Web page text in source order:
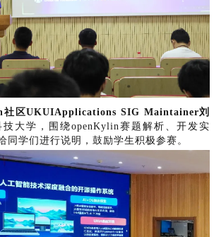
社区UKUIApplications SIG Maintainer刘
技大学，围绕openKylin赛题解析、开发实
同学们进行说明，鼓励学生积极参赛。